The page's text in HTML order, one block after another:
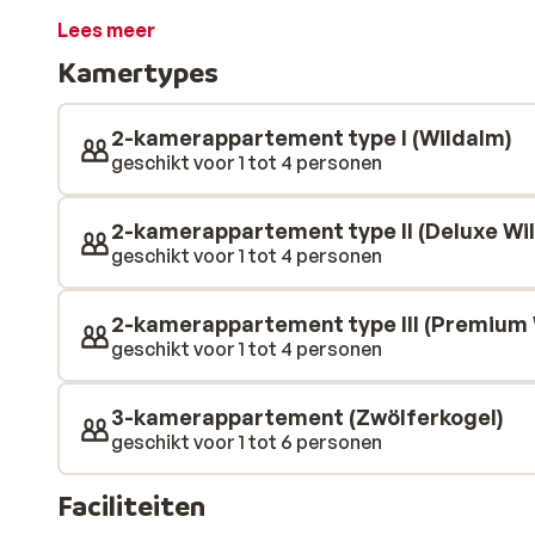
verzorgd ingericht en zijn allemaal voorzien van een
balkon of terras. Op skilift van Wildkogel-Arena ligt
prachtige complex. ’s Morgens geniet je eerst in de
heerlijk ontbijt en sta je binnen enkele minuten bij de
sauna’s en verwarmd buitenzwembad, kun je na een
Lees meer
Kamertypes
2-kamerappartement type I (Wildalm)
geschikt voor 1 tot 4 personen
2-kamerappartement type II (Deluxe
geschikt voor 1 tot 4 personen
2-kamerappartement type III (Premium
geschikt voor 1 tot 4 personen
3-kamerappartement (Zwölferkogel)
geschikt voor 1 tot 6 personen
Faciliteiten